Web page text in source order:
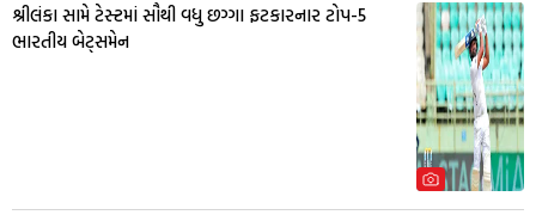
શ્રીલંકા સામે ટેસ્ટમાં સૌથી વધુ છગ્ગા ફટકારનાર ટોપ-5
ભારતીય બેટ્સમેન